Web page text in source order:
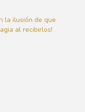
la ilusión de que
al recibirlos!